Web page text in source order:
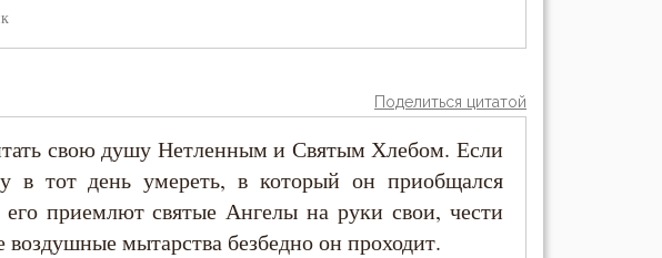
Поделиться цитатой
свою душу Нетленным и Святым Хлебом. Если
в тот день умереть, в который он приобщался
приемлют святые Ангелы на руки свои, чести
мытарства безбедно он проходит.